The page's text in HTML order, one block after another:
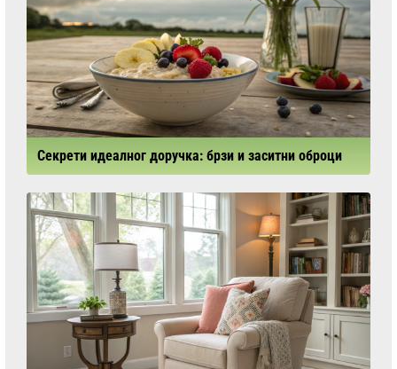
Секрети идеалног доручка: брзи и заситни оброци